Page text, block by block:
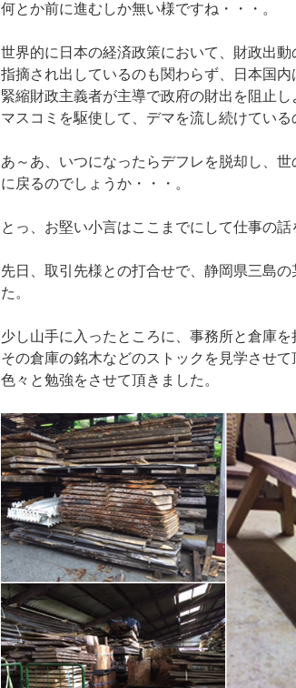
何とか前に進むしか無い様ですね・・・。
世界的に日本の経済政策において、財政出動
指摘され出しているのも関わらず、日本国内
緊縮財政主義者が主導で政府の財出を阻止
マスコミを駆使して、デマを流し続けている
あ～あ、いつになったらデフレを脱却し、
に戻るのでしょうか・・・。
とっ、お堅い小言はここまでにして仕事の話
先日、取引先様との打合せで、静岡県三島
た。
少し山手に入ったところに、事務所と倉庫を
その倉庫の銘木などのストックを見学させて
色々と勉強をさせて頂きました。